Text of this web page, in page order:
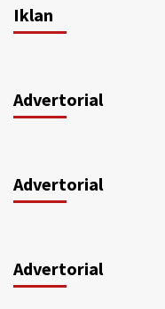
Iklan
Advertorial
Advertorial
Advertorial